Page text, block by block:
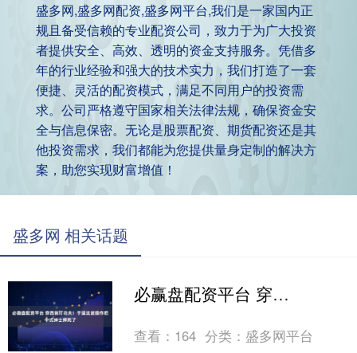
盛多网,盛多网配资,盛多网平台,我们是一家国内正
规且备受信赖的专业配资公司，致力于为广大投资
者提供安全、高效、透明的资金支持服务。凭借多
年的行业经验和强大的技术实力，我们打造了一套
便捷、灵活的配资模式，满足不同用户的投资需
求。公司严格遵守国家相关法律法规，确保资金安
全与信息保密。无论是股票配资、期货配资还是其
他投资需求，我们都能为您提供量身定制的解决方
案，助您实现财富增值！
盛多网 相关话题
必赢盘配资平台 穿西装打功夫！于适这波操作把中式绅士焊死了
查看： 164 分类： 盛多网平台